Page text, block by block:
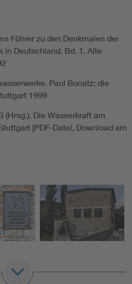
Führer zu den Denkmalen der
in Deutschland. Bd. 1. Alte
Paul Bonatz: die
1999
(Hrsg.), Die Wasserkraft am
[PDF-Datei, Download am